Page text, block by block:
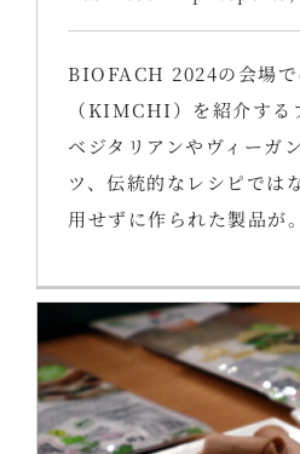
BIOFACH 2024の会場で
（KIMCHI）を紹介する
ベジタリアンやヴィーガ
ツ、伝統的なレシピでは
用せずに作られた製品が。